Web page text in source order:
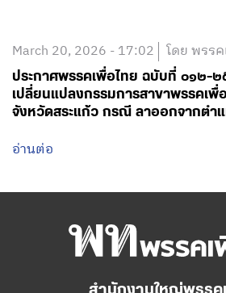
March 20, 2026 - 17:02 โดย พรร
ประกาศพรรคเพื่อไทย ฉบับที่ ๐๑๒-๒
เปลี่ยนแปลงกรรมการสาขาพรรคเพื่
จังหวัดสระแก้ว กรณี ลาออกจากตำ
อ่านต่อ